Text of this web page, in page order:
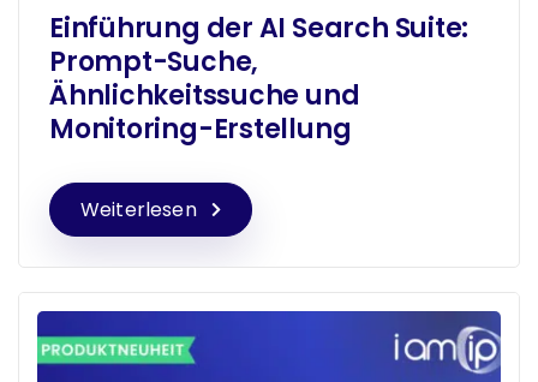
Einführung der AI Search Suite:
Prompt-Suche,
Ähnlichkeitssuche und
Monitoring-Erstellung
Weiterlesen